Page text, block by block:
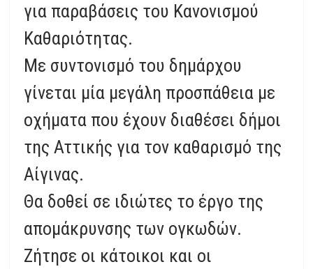
για παραβάσεις του Κανονισμού
Καθαριότητας.
Με συντονισμό του δημάρχου
γίνεται μία μεγάλη προσπάθεια με
οχήματα που έχουν διαθέσει δήμοι
της Αττικής για τον καθαρισμό της
Αίγινας.
Θα δοθεί σε ιδιώτες το έργο της
απομάκρυνσης των ογκωδών.
Ζήτησε οι κάτοικοι και οι